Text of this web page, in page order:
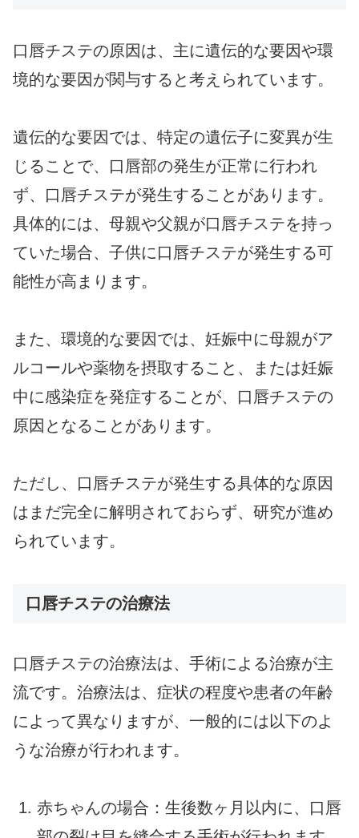
口唇チステの原因は、主に遺伝的な要因や環
境的な要因が関与すると考えられています。
遺伝的な要因では、特定の遺伝子に変異が生
じることで、口唇部の発生が正常に行われ
ず、口唇チステが発生することがあります。
具体的には、母親や父親が口唇チステを持っ
ていた場合、子供に口唇チステが発生する可
能性が高まります。
また、環境的な要因では、妊娠中に母親がア
ルコールや薬物を摂取すること、または妊娠
中に感染症を発症することが、口唇チステの
原因となることがあります。
ただし、口唇チステが発生する具体的な原因
はまだ完全に解明されておらず、研究が進め
られています。
口唇チステの治療法
口唇チステの治療法は、手術による治療が主
流です。治療法は、症状の程度や患者の年齢
によって異なりますが、一般的には以下のよ
うな治療が行われます。
赤ちゃんの場合：生後数ヶ月以内に、口唇